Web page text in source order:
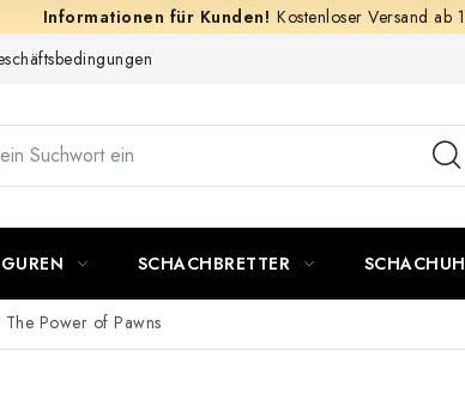
Kostenloser Versand ab
SCHACHBRETTER
The Power of Pawns